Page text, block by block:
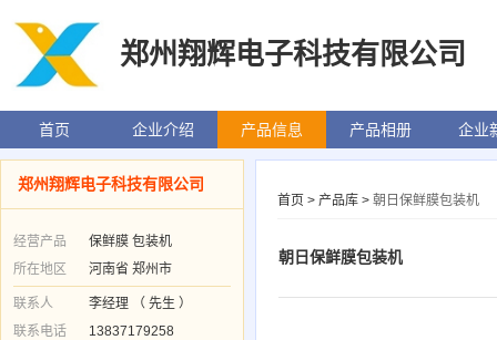
郑州翔辉电子科技有限公司
首页 企业介绍 产品信息 产品相册 企业
首页 > 产品库 > 朝日保鲜膜包装机
朝日保鲜膜包装机
郑州翔辉电子科技有限公司
经营产品
保鲜膜 包装机
所在地区
河南省 郑州市
联系人
李经理 （ 先生 ）
联系电话
13837179258